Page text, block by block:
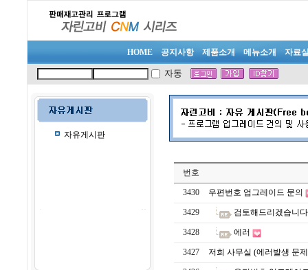
HOME 공지사항 제품소개 메뉴소개 자료
자동
자유게시판
번호
3430 우편번호 업그레이드 문의
3429 검토해드리겠습니
3428 에러
3427 저희 사무실 (에러발생 문